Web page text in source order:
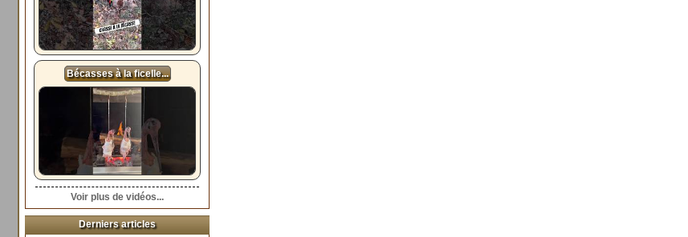
Bécasses à la ficelle...
Voir plus de vidéos...
Derniers articles